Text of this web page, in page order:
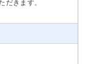
だきます。